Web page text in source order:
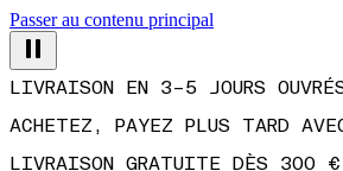
Passer au contenu principal
ACHETEZ, PAYEZ PLUS TARD
LIVRAISON GRATUITE DÈS 300
FRONT RUNNER REJOINT DOMETIC